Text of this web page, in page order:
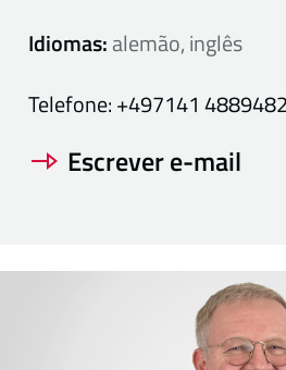
Idiomas:alemão, inglês
Telefone:+497141
Escrever e-mail